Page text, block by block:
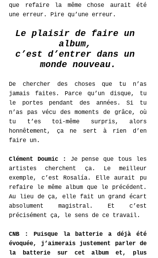
que refaire la même chose aurait été
une erreur. Pire qu’une erreur.
Le plaisir de faire un
album,
c’est d’entrer dans un
monde nouveau.
De chercher des choses que tu n’as
jamais faites. Parce qu’un disque, tu
le portes pendant des années. Si tu
n’as pas vécu des moments de grâce, où
tu t’es toi-même surpris, alors
honnêtement, ça ne sert à rien d’en
faire un.
Clément Doumic :
Je pense que tous les
artistes cherchent ça. Le meilleur
exemple, c’est Rosalía. Elle aurait pu
refaire le même album que le précédent.
Au lieu de ça, elle fait un grand écart
absolument magistral. Et c’est
précisément ça, le sens de ce travail.
CNB : Puisque la batterie a déjà été
évoquée, j’aimerais justement parler de
la batterie sur cet album et, plus